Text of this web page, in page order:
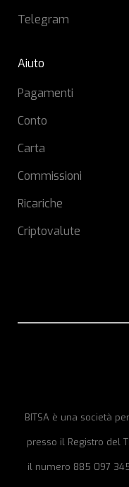
Telegram
Aiuto
Pagamenti
Conto
Carta
Commissioni
Ricariche
Criptovalute
BITSA è una società
presso il Registro del
il numero 885 097